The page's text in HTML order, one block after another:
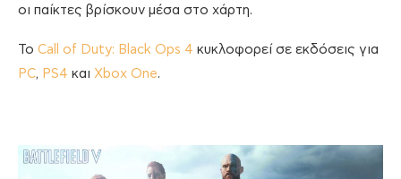
οι παίκτες βρίσκουν μέσα στο χάρτη.
Το Call of Duty: Black Ops 4 κυκλοφορεί σε εκδόσεις για
PC, PS4 και Xbox One.